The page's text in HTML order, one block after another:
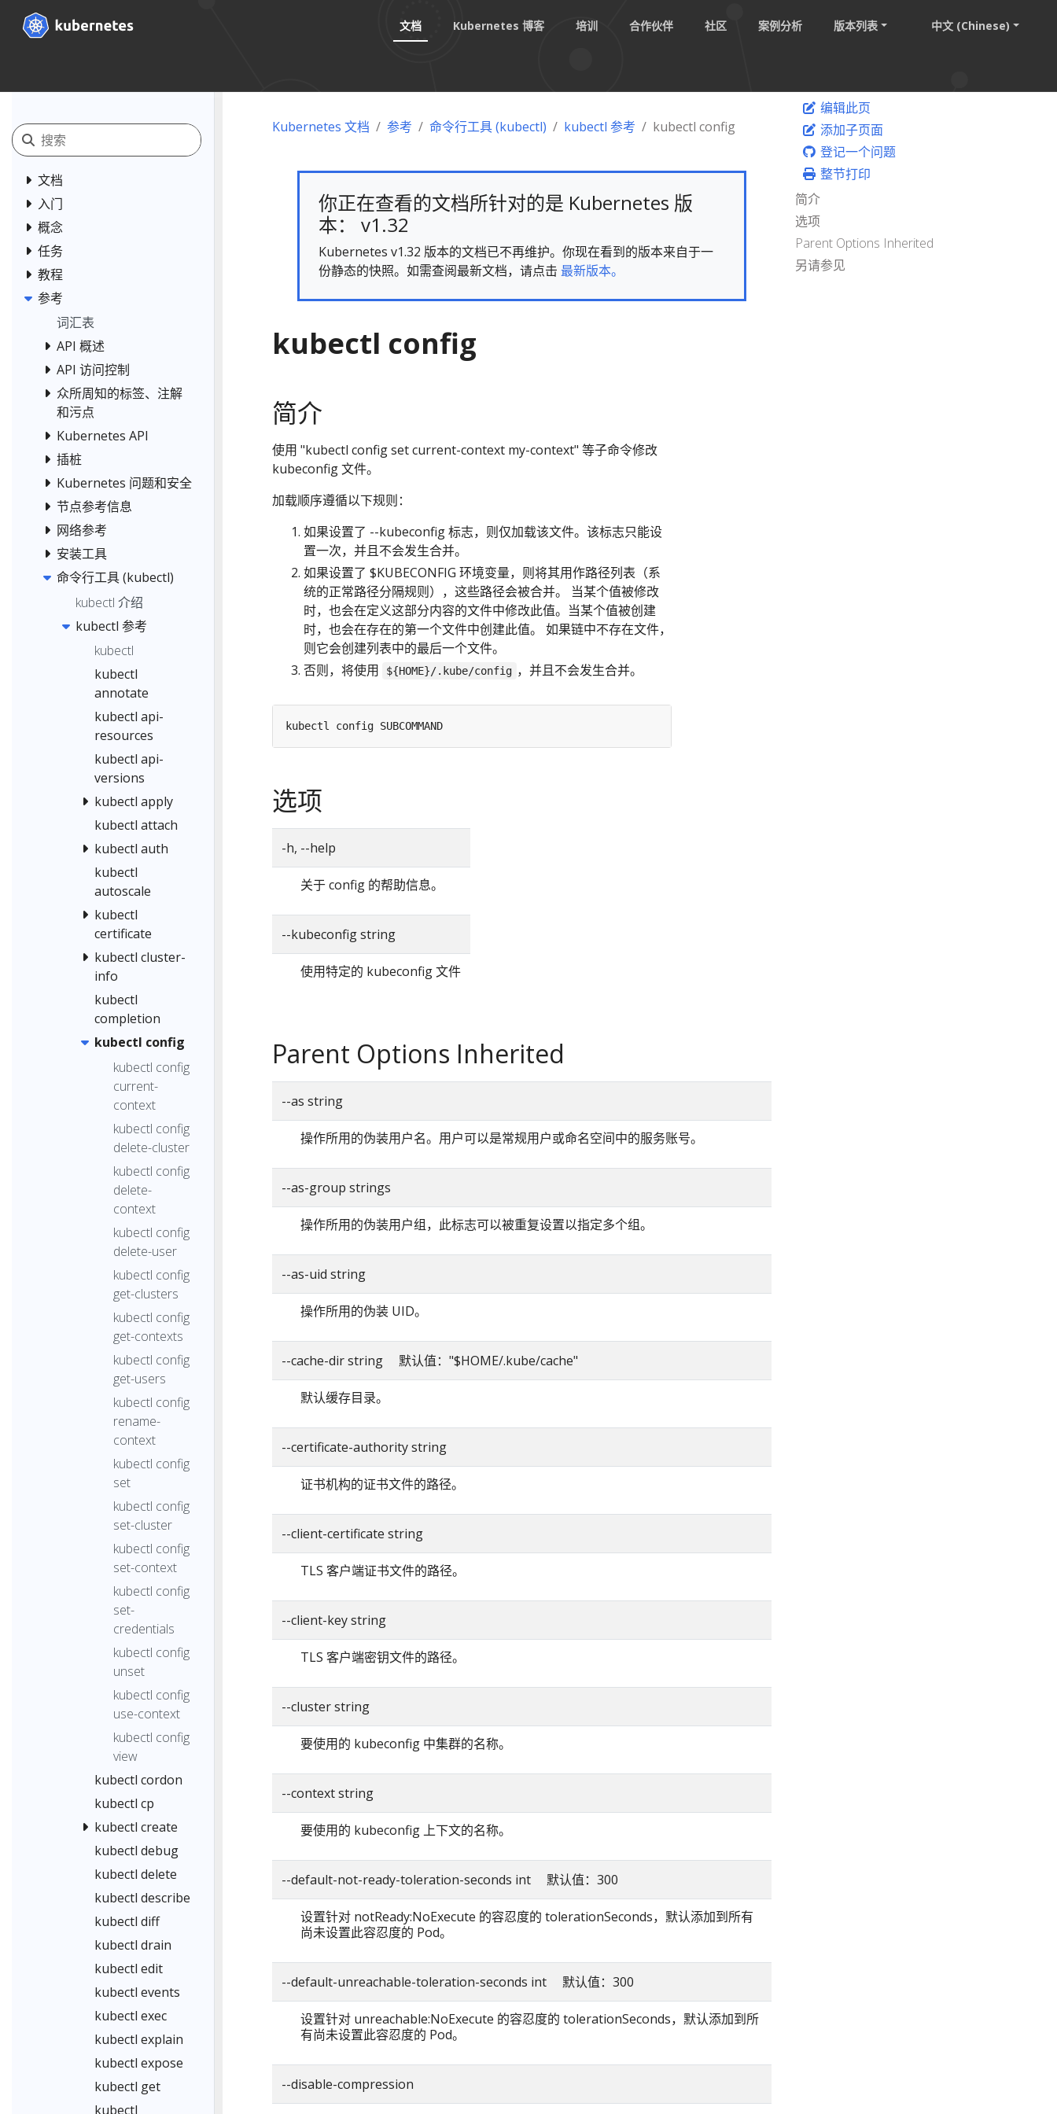
文档 Kubernetes 博客 培训 合作伙伴 社区 案例分析 版本列表 中文 (Chinese)
文档
入门
概念
任务
教程
参考
词汇表
API 概述
API 访问控制
众所周知的标签、注解
和污点
Kubernetes API
插桩
Kubernetes 问题和安全
节点参考信息
网络参考
安装工具
命令行工具 (kubectl)
kubectl 介绍
kubectl 参考
kubectl
kubectl
annotate
kubectl api-
resources
kubectl api-
versions
kubectl apply
kubectl attach
kubectl auth
kubectl
autoscale
kubectl
certificate
kubectl cluster-
info
kubectl
completion
kubectl config
kubectl config
current-
context
kubectl config
delete-cluster
kubectl config
delete-
context
kubectl config
delete-user
kubectl config
get-clusters
kubectl config
get-contexts
kubectl config
get-users
kubectl config
rename-
context
kubectl config
set
kubectl config
set-cluster
kubectl config
set-context
kubectl config
set-
credentials
kubectl config
unset
kubectl config
use-context
kubectl config
view
kubectl cordon
kubectl cp
kubectl create
kubectl debug
kubectl delete
kubectl describe
kubectl diff
kubectl drain
kubectl edit
kubectl events
kubectl exec
kubectl explain
kubectl expose
kubectl get
kubectl
Kubernetes 文档 参考 命令行工具 (kubectl) kubectl 参考 kubectl config
你正在查看的文档所针对的是 Kubernetes 版
本： v1.32
Kubernetes v1.32 版本的文档已不再维护。你现在看到的版本来自于一
份静态的快照。如需查阅最新文档，请点击 最新版本。
kubectl config
简介
使用 "kubectl config set current-context my-context" 等子命令修改
kubeconfig 文件。
加载顺序遵循以下规则：
如果设置了 --kubeconfig 标志，则仅加载该文件。该标志只能设
置一次，并且不会发生合并。
如果设置了 $KUBECONFIG 环境变量，则将其用作路径列表（系
统的正常路径分隔规则），这些路径会被合并。 当某个值被修改
时，也会在定义这部分内容的文件中修改此值。当某个值被创建
时，也会在存在的第一个文件中创建此值。 如果链中不存在文件，
则它会创建列表中的最后一个文件。
否则，将使用
${HOME}/.kube/config ，并且不会发生合并。
kubectl config SUBCOMMAND
选项
-h, --help
关于 config 的帮助信息。
--kubeconfig string
使用特定的 kubeconfig 文件
Parent Options Inherited
--as string
操作所用的伪装用户名。用户可以是常规用户或命名空间中的服务账号。
--as-group strings
操作所用的伪装用户组，此标志可以被重复设置以指定多个组。
--as-uid string
操作所用的伪装 UID。
--cache-dir string 默认值："$HOME/.kube/cache"
默认缓存目录。
--certificate-authority string
证书机构的证书文件的路径。
--client-certificate string
TLS 客户端证书文件的路径。
--client-key string
TLS 客户端密钥文件的路径。
--cluster string
要使用的 kubeconfig 中集群的名称。
--context string
要使用的 kubeconfig 上下文的名称。
--default-not-ready-toleration-seconds int 默认值：300
设置针对 notReady:NoExecute 的容忍度的 tolerationSeconds，默认添加到所有
尚未设置此容忍度的 Pod。
--default-unreachable-toleration-seconds int 默认值：300
设置针对 unreachable:NoExecute 的容忍度的 tolerationSeconds，默认添加到所
有尚未设置此容忍度的 Pod。
--disable-compression
编辑此页
添加子页面
登记一个问题
整节打印
简介
选项
Parent Options Inherited
另请参见